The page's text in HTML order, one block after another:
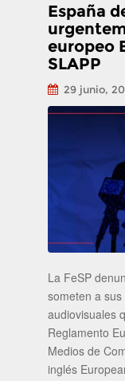
España
europeo
SLAPP
29 junio,
La FeSP
someten a
audiovisuales
Reglamento
Medios de
inglés